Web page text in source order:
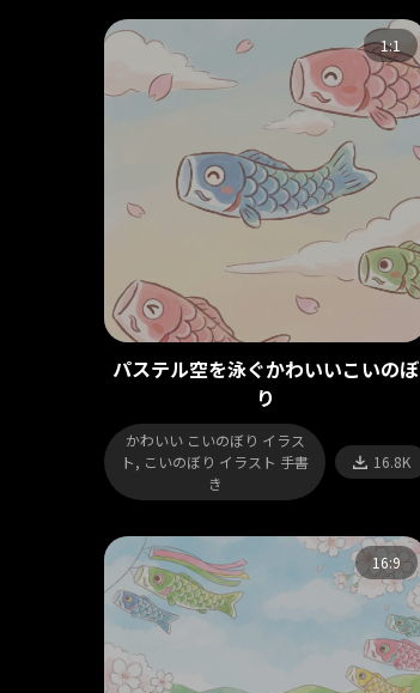
1:1
パステル空を泳ぐかわいいこいのぼ
り
かわいい こいのぼり イラス
ト, こいのぼり イラスト 手書
き
16.8K
16:9